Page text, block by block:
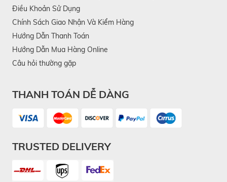
Điều Khoản Sử Dụng
Chính Sách Giao Nhận Và Kiểm Hàng
Hướng Dẫn Thanh Toán
Hướng Dẫn Mua Hàng Online
Câu hỏi thường gặp
THANH TOÁN DỄ DÀNG
TRUSTED DELIVERY